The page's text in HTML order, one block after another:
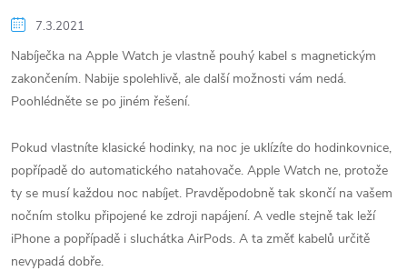
7.3.2021
Nabíječka na Apple Watch je vlastně pouhý kabel s magnetickým
zakončením. Nabije spolehlivě, ale další možnosti vám nedá.
Poohlédněte se po jiném řešení.
Pokud vlastníte klasické hodinky, na noc je uklízíte do hodinkovnice,
popřípadě do automatického natahovače. Apple Watch ne, protože
ty se musí každou noc nabíjet. Pravděpodobně tak skončí na vašem
nočním stolku připojené ke zdroji napájení. A vedle stejně tak leží
iPhone a popřípadě i sluchátka AirPods. A ta změť kabelů určitě
nevypadá dobře.